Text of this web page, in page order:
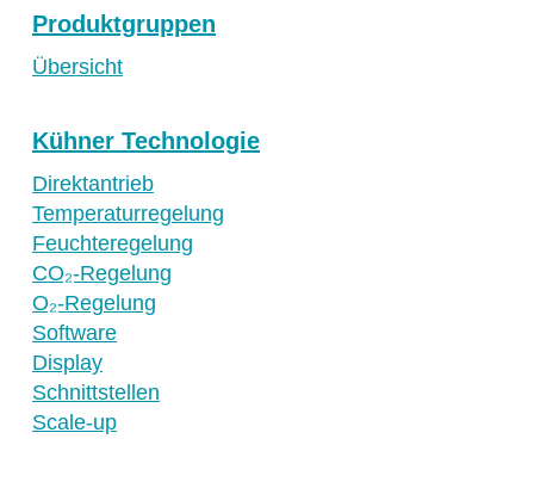
Produktgruppen
Übersicht
Kühner Technologie
Direktantrieb
Temperaturregelung
Feuchteregelung
CO₂-Regelung
O₂-Regelung
Software
Display
Schnittstellen
Scale-up